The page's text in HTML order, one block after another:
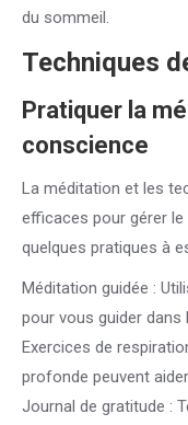
du sommeil.
Techniques
Pratiquer la
conscience
La méditation et les
efficaces pour gérer le
quelques pratiques à
Méditation guidée :
pour vous guider dans
Exercices de
profonde peuvent
Journal de gratitude :